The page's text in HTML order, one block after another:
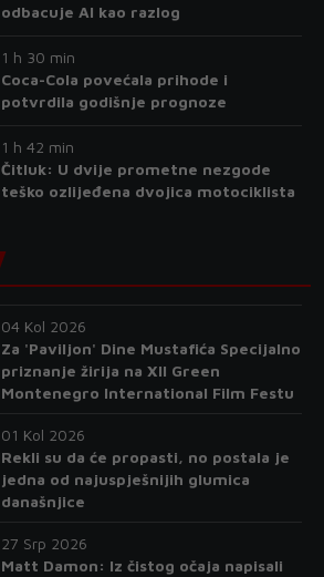
odbacuje AI kao razlog
1 h 30 min
Coca-Cola povećala prihode i
potvrdila godišnje prognoze
1 h 42 min
Čitluk: U dvije prometne nezgode
teško ozlijeđena dvojica motociklista
04 Kol 2026
Za 'Paviljon' Dine Mustafića Specijalno
priznanje žirija na XII Green
Montenegro International Film Festu
01 Kol 2026
Rekli su da će propasti, no postala je
jedna od najuspješnijih glumica
današnjice
27 Srp 2026
Matt Damon: Iz čistog očaja napisali